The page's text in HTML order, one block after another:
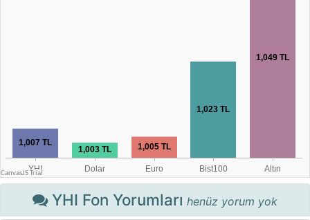
YHI Fon Yorumları henüz yorum yok